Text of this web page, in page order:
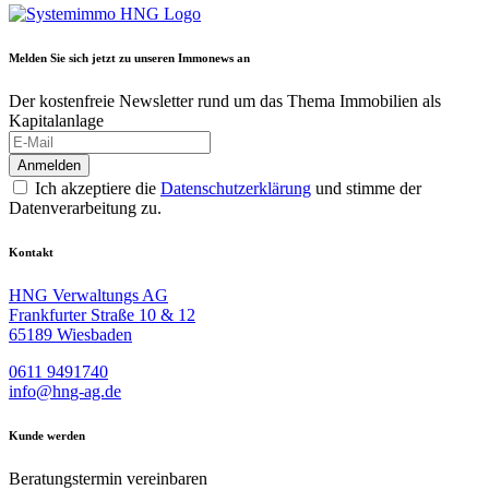
Melden Sie sich jetzt zu unseren Immonews an
Der kostenfreie Newsletter rund um das Thema Immobilien als
Kapitalanlage
Anmelden
Ich akzeptiere die Datenschutzerklärung und stimme der
Datenverarbeitung zu.
Kontakt
HNG Verwaltungs AG
Frankfurter Straße 10 & 12
65189 Wiesbaden
0611 9491740
info@hng-ag.de
Kunde werden
Beratungstermin vereinbaren